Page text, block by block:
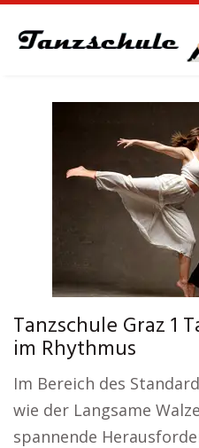
Tanzschule Graz 1
im Rhythmus
Im Bereich des
wie der Langsame
spannende